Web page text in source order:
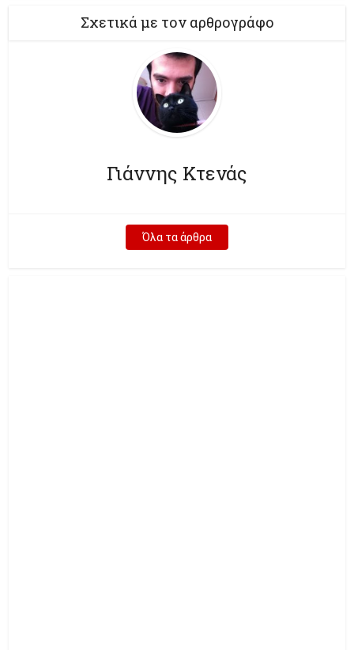
Σχετικά με τον αρθρογράφο
Γιάννης Κτενάς
Όλα τα άρθρα